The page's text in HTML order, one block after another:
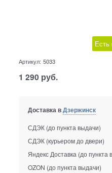
Есть
Артикул: 5033
1 290 руб.
Доставка вДзержинск
СДЭК (до пункта выдачи)
СДЭК (курьером до двери)
Яндекс Доставка (до пункта
OZON (до пункта выдачи)